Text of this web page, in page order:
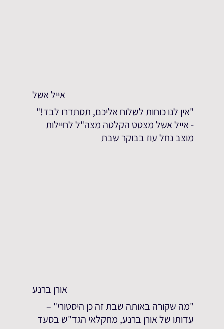
אייל אשל
"אין לנו כוחות לשלוח אליכם, תסתדרו לבד!"
- אייל אשל מצטט הקלטה מצה"ל לחיילות
מוצב נחל עוז בבוקר שבת
אורן ברנע
"מה שקורה באותה שבת זה כן היסטורי" –
עדותו של אורן ברנע, מחקלאי הגד"ש בסעד